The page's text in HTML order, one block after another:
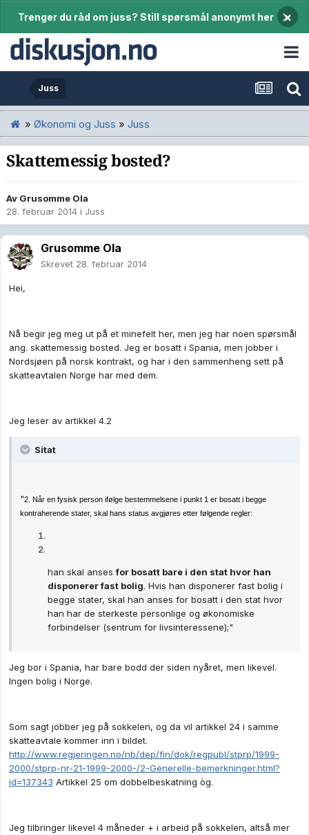
Trenger du råd om juss? Still spørsmål anonymt her ×
Juss
» Økonomi og Juss » Juss
Skattemessig bosted?
Av Grusomme Ola
28. februar 2014 i Juss
Grusomme Ola
Skrevet 28. februar 2014
Hei,
Nå begir jeg meg ut på et minefelt her, men jeg har noen spørsmål
ang. skattemessig bosted. Jeg er bosatt i Spania, men jobber i
Nordsjøen på norsk kontrakt, og har i den sammenheng sett på
skatteavtalen Norge har med dem.
Jeg leser av artikkel 4.2
Sitat
"2. Når en fysisk person ifølge bestemmelsene i punkt 1 er bosatt i begge
kontraherende stater, skal hans status avgjøres etter følgende regler:
han skal ansesfor bosatt bare i den stat hvor han
disponerer fast bolig. Hvis han disponerer fast bolig i
begge stater, skal han anses for bosatt i den stat hvor
han har de sterkeste personlige og økonomiske
forbindelser (sentrum for livsinteressene);"
Jeg bor i Spania, har bare bodd der siden nyåret, men likevel.
Ingen bolig i Norge.
Som sagt jobber jeg på sokkelen, og da vil artikkel 24 i samme
skatteavtale kommer inn i bildet.
http://www.regjeringen.no/nb/dep/fin/dok/regpubl/stprp/1999-
2000/stprp-nr-21-1999-2000-/2-Generelle-bemerkninger.html?
id=137343 Artikkel 25 om dobbelbeskatning òg.
Jeg tilbringer likevel 4 måneder + i arbeid på sokkelen, altså mer